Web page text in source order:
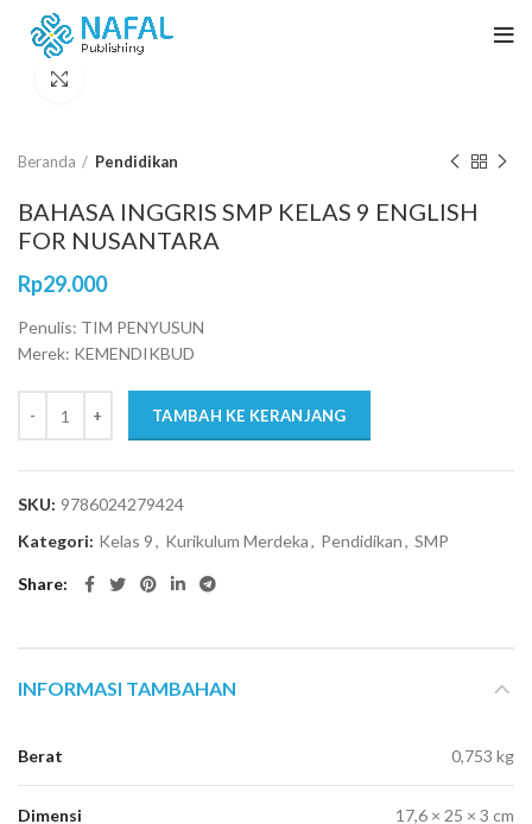
Beranda Pendidikan
BAHASA INGGRIS SMP KELAS 9 ENGLISH
FOR NUSANTARA
Rp29.000
Penulis: TIM PENYUSUN
Merek: KEMENDIKBUD
TAMBAH KE KERANJANG
SKU: 9786024279424
Kategori: Kelas 9, Kurikulum Merdeka, Pendidikan, SMP
Share
INFORMASI TAMBAHAN
Berat 0,753 kg
Dimensi 17,6 × 25 × 3 cm